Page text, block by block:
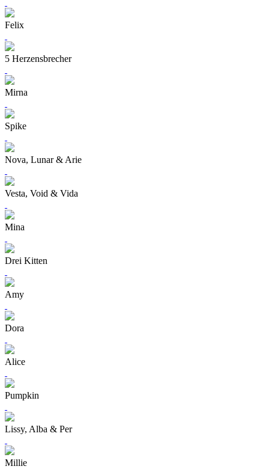
Felix
5 Herzensbrecher
Mirna
Spike
Nova, Lunar & Arie
Vesta, Void & Vida
Mina
Drei Kitten
Amy
Dora
Alice
Pumpkin
Lissy, Alba & Per
Millie